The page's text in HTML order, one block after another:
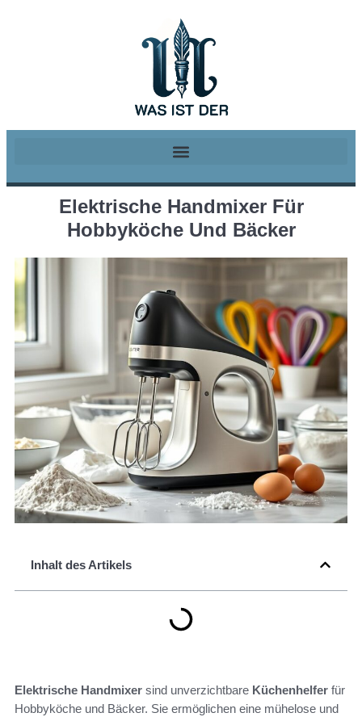
Elektrische Handmixer Für
Hobbyköche Und Bäcker
Inhalt des Artikels
Elektrische Handmixer sind unverzichtbare Küchenhelfer für
Hobbyköche und Bäcker. Sie ermöglichen eine mühelose und